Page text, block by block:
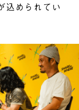
められてい